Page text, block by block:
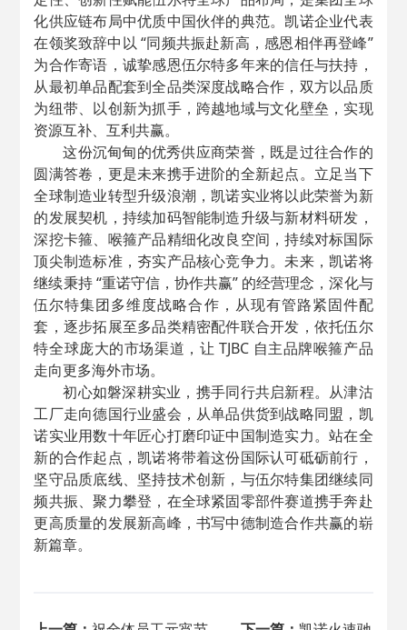
化供应链布局中优质中国伙伴的典范。凯诺企业代表
在领奖致辞中以 “同频共振赴新高，感恩相伴再登峰”
为合作寄语，诚挚感恩伍尔特多年来的信任与扶持，
从最初单品配套到全品类深度战略合作，双方以品质
为纽带、以创新为抓手，跨越地域与文化壁垒，实现
资源互补、互利共赢。
这份沉甸甸的优秀供应商荣誉，既是过往合作的
圆满答卷，更是未来携手进阶的全新起点。立足当下
全球制造业转型升级浪潮，凯诺实业将以此荣誉为新
的发展契机，持续加码智能制造升级与新材料研发，
深挖卡箍、喉箍产品精细化改良空间，持续对标国际
顶尖制造标准，夯实产品核心竞争力。未来，凯诺将
继续秉持 “重诺守信，协作共赢” 的经营理念，深化与
伍尔特集团多维度战略合作，从现有管路紧固件配
套，逐步拓展至多品类精密配件联合开发，依托伍尔
特全球庞大的市场渠道，让 TJBC 自主品牌喉箍产品
走向更多海外市场。
初心如磐深耕实业，携手同行共启新程。从津沽
工厂走向德国行业盛会，从单品供货到战略同盟，凯
诺实业用数十年匠心打磨印证中国制造实力。站在全
新的合作起点，凯诺将带着这份国际认可砥砺前行，
坚守品质底线、坚持技术创新，与伍尔特集团继续同
频共振、聚力攀登，在全球紧固零部件赛道携手奔赴
更高质量的发展新高峰，书写中德制造合作共赢的崭
新篇章。